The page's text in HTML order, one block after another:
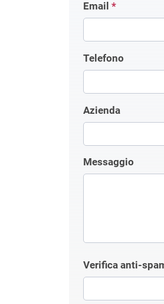
Email *
Telefono
Azienda
Messaggio
Verifica anti-